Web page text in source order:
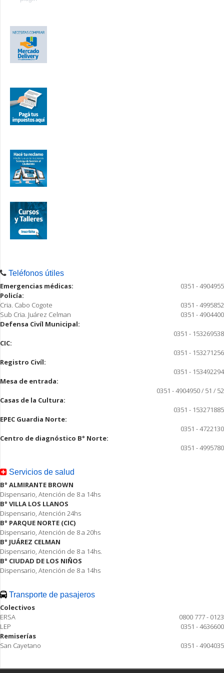
Teléfonos útiles
Emergencias médicas:
0351 - 4904955
Policía:
Cria. Cabo Cogote
0351 - 4995852
Sub Cria. Juárez Celman
0351 - 4904400
Defensa Civíl Municipal:
0351 - 153269538
CIC:
0351 - 153271256
Registro Civíl:
0351 - 153492294
Mesa de entrada:
0351 - 4904950 / 51 / 52
Casas de la Cultura:
0351 - 153271885
EPEC Guardia Norte:
0351 - 4722130
Centro de diagnóstico B° Norte:
0351 - 4995780
Servicios de salud
B° ALMIRANTE BROWN
Dispensario, Atención de 8 a 14hs
B° VILLA LOS LLANOS
Dispensario, Atención 24hs
B° PARQUE NORTE (CIC)
Dispensario, Atención de 8 a 20hs
B° JUÁREZ CELMAN
Dispensario, Atención de 8 a 14hs.
B° CIUDAD DE LOS NIÑOS
Dispensario, Atención de 8 a 14hs
Transporte de pasajeros
Colectivos
ERSA
0800 777 - 0123
LEP
0351 - 4636600
Remiserías
San Cayetano
0351 - 4904035